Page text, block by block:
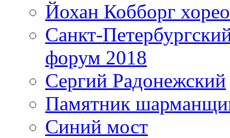
Йохан Кобборг
Санкт-
форум 2018
Сергий Радонежский
Памятник
Синий мост